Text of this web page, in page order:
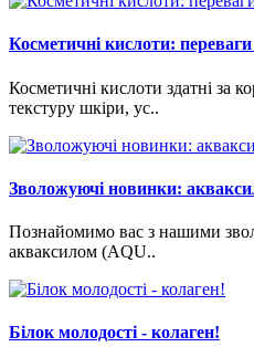
Косметичні кислоти:
Косметичні кислоти здатні за
текстуру шкіри, ус..
Зволожуючі новинки:
Познайомимо вас з нашими
акваксилом (AQU..
Білок молодості - колаген!